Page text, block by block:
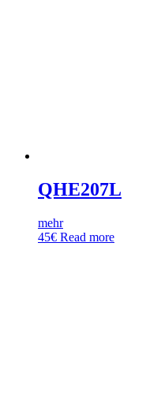
QHE207L
mehr
45€ Read more